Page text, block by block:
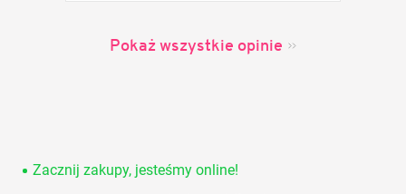
Pokaż wszystkie opinie
Zacznij zakupy, jesteśmy online!